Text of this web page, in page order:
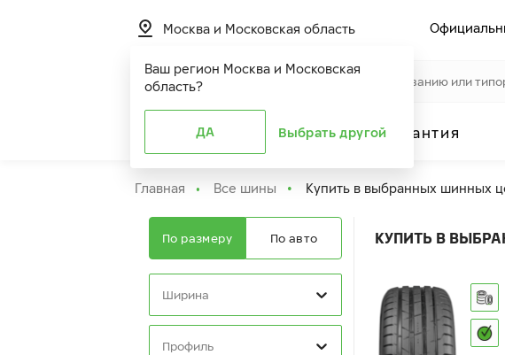
Ваш регион Москва и Московская
область?
ДА Выбрать другой
Москва и Московская область
Расширенная гарантия
Главная Все шины Купить в выбранных шинных
По размеру По авто
Ширина
Профиль
КУПИТЬ В